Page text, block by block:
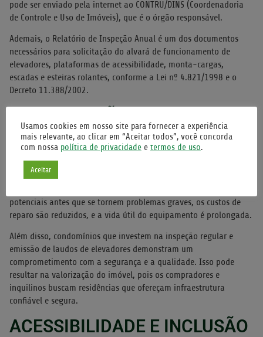
pode ser enviado pela internet ao CONTRU/DINS (Coordenadoria
de Controle e Uso de Imóveis), que é o órgão responsável.
Ademais, o Relatório de Inspeção Anual é um dos documentos
necessários para solicitação do alvará de funcionamento de
elevadores, plataformas de acessibilidade, monta-cargas,
escadas e esteiras rolantes, conforme a Lei nº 4.821/1998 e o
Decreto 11.388/2002.
VIDA ÚTIL
A inspeção de elevadores não se limita a identificar problemas
existentes; ela também desempenha um papel crucial na
potenciais antes que se tornem problemas graves, os custos de
reparo são reduzidos, e a vida útil do equipamento é prolongada.
Além disso, condomínios que investem na inspeção regular e
emissão de laudos de elevadores demonstram um
comprometimento com a segurança e a qualidade. Isso pode
resultar na valorização do imóvel, pois os compradores e
inquilinos buscam residências que ofereçam infraestrutura
confiável e segura.
ACESSIBILIDADE E INCLUSÃO
Usamos cookies em nosso site para fornecer a experiência
mais relevante, ao clicar em “Aceitar todos”, você concorda
com nossa política de privacidade e termos de uso.
Aceitar